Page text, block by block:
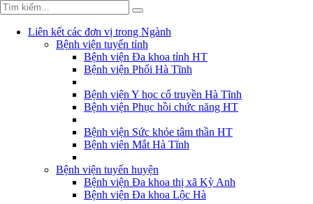
Liên kết các đơn vị trong Ngành
Bệnh viện tuyến tỉnh
Bệnh viện Đa khoa tỉnh HT
Bệnh viện Phổi Hà Tĩnh
Bệnh viện Y học cổ truyền Hà Tĩnh
Bệnh viện Phục hồi chức năng HT
Bệnh viện Sức khỏe tâm thần HT
Bệnh viện Mắt Hà Tĩnh
Bệnh viện tuyến huyện
Bệnh viện Đa khoa thị xã Kỳ Anh
Bệnh viện Đa khoa Lộc Hà